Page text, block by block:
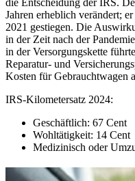
die Entscheidung der IRS.
Jahren erheblich verändert;
2021 gestiegen. Die
in der Zeit nach der
in der Versorgungskette
Reparatur- und
Kosten für Gebrauchtwagen
IRS-Kilometersatz 2024:
Geschäftlich: 67 Cent
Wohltätigkeit: 14 Cent
Medizinisch oder